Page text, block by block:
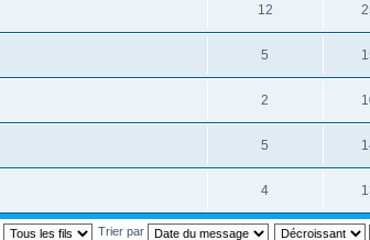
12
5
2
5
4
Trier par